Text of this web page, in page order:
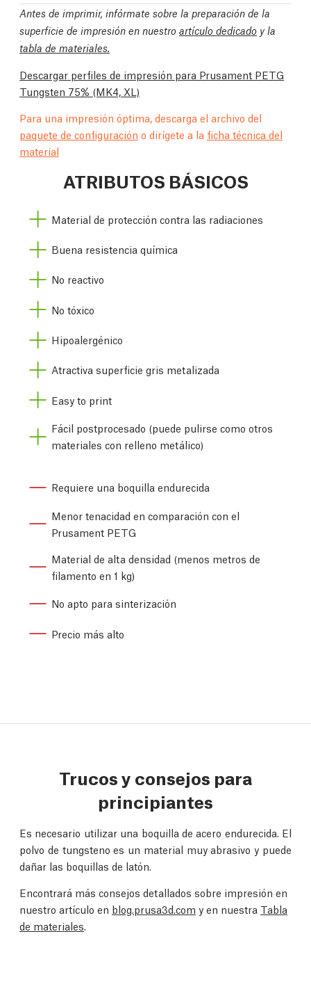
Antes de imprimir, infórmate sobre la preparación de la
superficie de impresión en nuestro artículo dedicado y la
tabla de materiales.
Descargar perfiles de impresión para Prusament PETG
Tungsten 75% (MK4, XL)
Para una impresión óptima, descarga el archivo del
paquete de configuración o dirígete a la ficha técnica del
material
ATRIBUTOS BÁSICOS
Material de protección contra las radiaciones
Buena resistencia química
No reactivo
No tóxico
Hipoalergénico
Atractiva superficie gris metalizada
Easy to print
Fácil postprocesado (puede pulirse como otros
materiales con relleno metálico)
Requiere una boquilla endurecida
Menor tenacidad en comparación con el
Prusament PETG
Material de alta densidad (menos metros de
filamento en 1 kg)
No apto para sinterización
Precio más alto
Trucos y consejos para
principiantes
Es necesario utilizar una boquilla de acero endurecida. El
polvo de tungsteno es un material muy abrasivo y puede
dañar las boquillas de latón.
Encontrará más consejos detallados sobre impresión en
nuestro artículo en blog.prusa3d.com y en nuestra Tabla
de materiales.